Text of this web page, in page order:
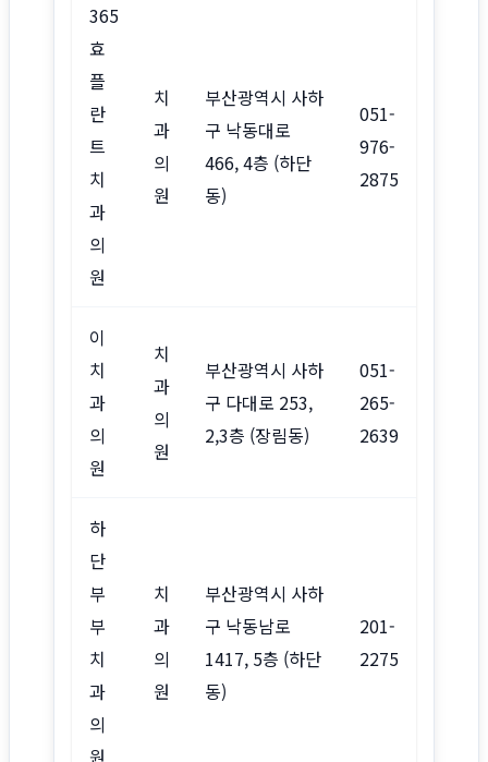
365
효
플
란
트
치
과
의
원
치
과
의
원
부산광역시 사하
구 낙동대로
466, 4층 (하단
동)
051-
976-
2875
이
치
과
의
원
치
과
의
원
부산광역시 사하
구 다대로 253,
2,3층 (장림동)
051-
265-
2639
하
단
부
부
치
과
의
원
치
과
의
원
부산광역시 사하
구 낙동남로
1417, 5층 (하단
동)
201-
2275